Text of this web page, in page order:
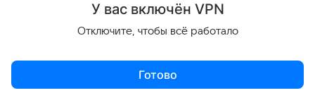
По его словам, также боевики киевского режима
регулярно пытаются менять и техническое
У вас включён VPN
Отключите, чтобы всё работало
Готово